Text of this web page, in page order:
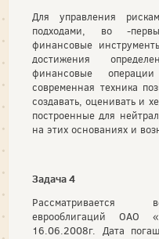
Для управления
подходами, во -
финансовые
достижения
финансовые
современная техника
создавать, оценивать и
построенные для
на этих основаниях и
Задача 4
Рассматривается
еврооблигаций ОАО
16.06.2008г. Дата